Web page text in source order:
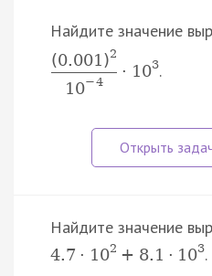
Найдите значение
(0.001 )2
10−4
· 103.
Найдите значение
4.7 · 102 + 8.1 · 103.